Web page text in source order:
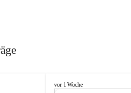
V
vor 1 Woche